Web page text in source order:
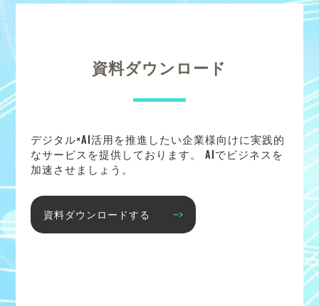
資料ダウンロード
デジタル×AI活用を推進したい企業様向けに実践的
なサービスを提供しております。 AIでビジネスを
加速させましょう。
資料ダウンロードする